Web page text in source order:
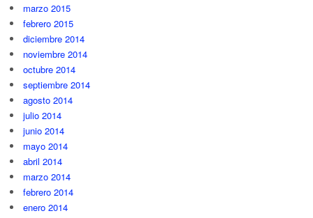
marzo 2015
febrero 2015
diciembre 2014
noviembre 2014
octubre 2014
septiembre 2014
agosto 2014
julio 2014
junio 2014
mayo 2014
abril 2014
marzo 2014
febrero 2014
enero 2014